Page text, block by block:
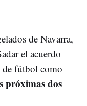
de Navarra,
el acuerdo
de fútbol como
próximas dos